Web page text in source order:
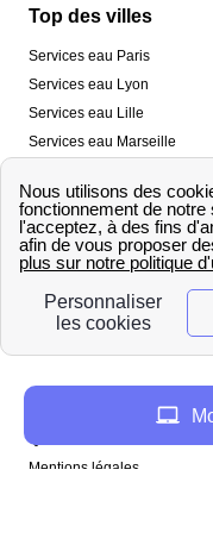
Top des villes
Services eau Paris
Services eau Lyon
Services eau Lille
Services eau Marseille
Services eau Toulon
Nos outils
🛁 Simulateur
Qui sommes-nous ?
Mentions légales